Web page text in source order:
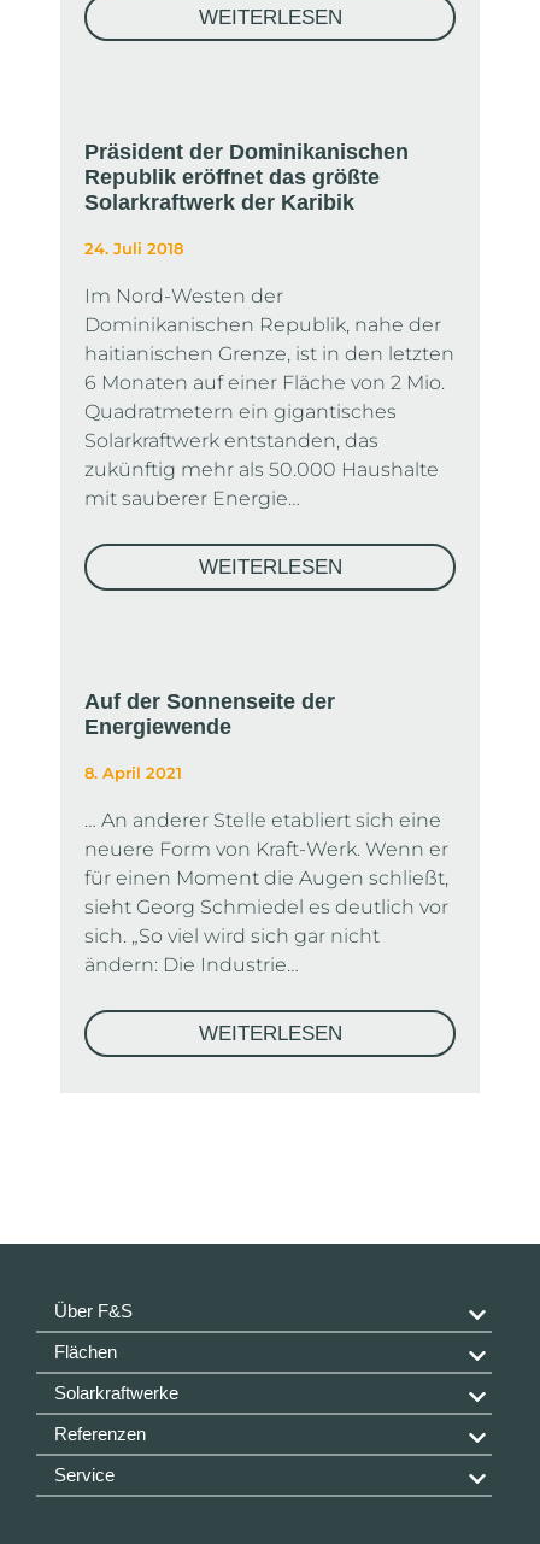
WEITERLESEN
Präsident der Dominikanischen
Republik eröffnet das größte
Solarkraftwerk der Karibik
24. Juli 2018
Im Nord-Westen der
Dominikanischen Republik, nahe der
haitianischen Grenze, ist in den letzten
6 Monaten auf einer Fläche von 2 Mio.
Quadratmetern ein gigantisches
Solarkraftwerk entstanden, das
zukünftig mehr als 50.000 Haushalte
mit sauberer Energie…
WEITERLESEN
Auf der Sonnenseite der
Energiewende
8. April 2021
… An anderer Stelle etabliert sich eine
neuere Form von Kraft-Werk. Wenn er
für einen Moment die Augen schließt,
sieht Georg Schmiedel es deutlich vor
sich. „So viel wird sich gar nicht
ändern: Die Industrie…
WEITERLESEN
Über F&S
Flächen
Solarkraftwerke
Referenzen
Service